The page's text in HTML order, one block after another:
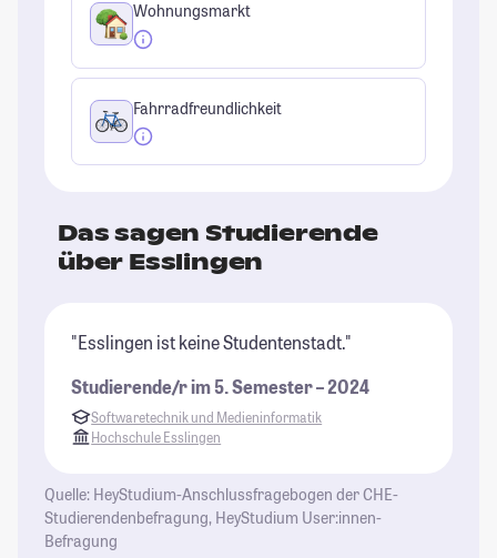
Wohnungsmarkt
Fahrradfreundlichkeit
Das sagen Studierende
über Esslingen
"Esslingen ist keine Studentenstadt."
Studierende/r im 5. Semester – 2024
Softwaretechnik und Medieninformatik
Hochschule Esslingen
Quelle: HeyStudium-Anschlussfragebogen der CHE-
Studierendenbefragung, HeyStudium User:innen-
Befragung